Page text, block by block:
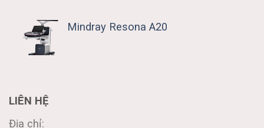
Mindray Resona A20
LIÊN HỆ
Địa chỉ: